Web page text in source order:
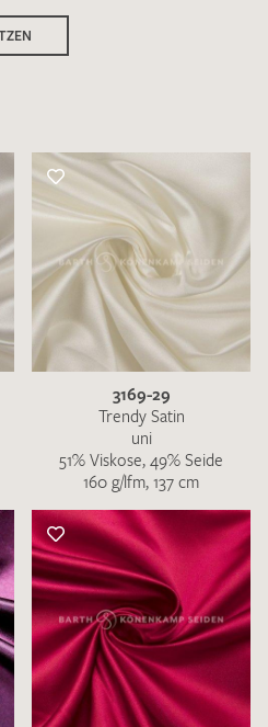
3169-29
Trendy Satin
uni
51% Viskose, 49% Seide
160 g/lfm, 137 cm